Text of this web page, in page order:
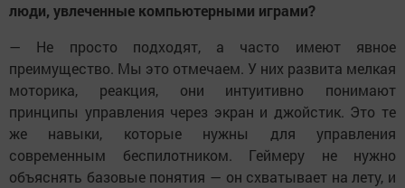
люди, увлеченные компьютерными играми?
— Не просто подходят, а часто имеют явное
преимущество. Мы это отмечаем. У них развита мелкая
моторика, реакция, они интуитивно понимают
принципы управления через экран и джойстик. Это те
же навыки, которые нужны для управления
современным беспилотником. Геймеру не нужно
объяснять базовые понятия — он схватывает на лету, и